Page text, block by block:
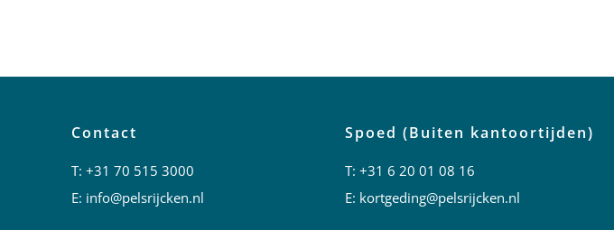
Contact
T:+31 70 515 3000
E: info@pelsrijcken.nl
Spoed (Buiten kantoortijden)
T: +31 6 20 01 08 16
E: kortgeding@pelsrijcken.nl